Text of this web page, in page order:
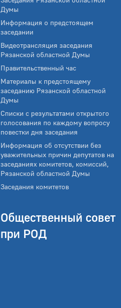
Думы
Информация о предстоящем
заседании
Видеотрансляция заседания
Рязанской областной Думы
Правительственный час
Материалы к предстоящему
заседанию Рязанской областной
Думы
Списки с результатами открытого
голосования по каждому вопросу
повестки дня заседания
Информация об отсутствии без
уважительных причин депутатов на
заседаниях комитетов, комиссий,
Рязанской областной Думы
Заседания комитетов
Общественный совет
при РОД